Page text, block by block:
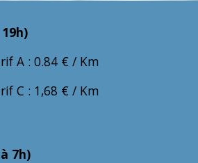
A : 0.84 € / Km
C : 1,68 € / Km
7h)